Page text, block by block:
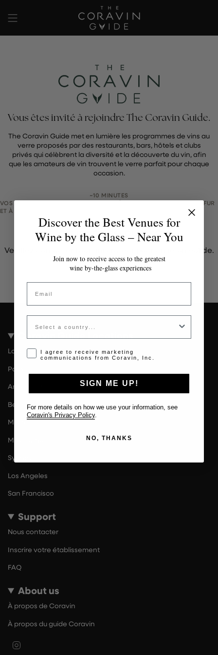
au
contenu
de
Vous êtes invité à rejoindre The Coravin Guide.
The Coravin Guide met en lumière les programmes de vins au
verre proposés par des restaurants, bars, hôtels et clubs
privés qui célèbrent la diversité et la découverte du vin, afin
que les amateurs de vin trouvent le verre parfait pour chaque
occasion.
~10 MINUTES
VOS MODIFICATIONS SONT ENREGISTRÉES AUTOMATIQUEMENT AU FUR
ET À MESURE.
Jeton invalide ou expiré
Veuillez contacter l'administrateur pour un jeton valide.
Coravin Guide Locations
Londres
Paris
Amsterdam
Berlin
Milan
Melbourne
Sydney
Los Angeles
San Francisco
Support
Nous contacter
Inscrire votre établissement
FAQ
About us
À propos de Coravin
À propos du guide Coravin
Discover the Best Venues for
Wine by the Glass – Near You
Join now to receive access to the greatest
wine by-the-glass experiences
Email
Country
Opt-in disclaimer
I agree to receive marketing
communications from Coravin, Inc.
SIGN ME UP!
For more details on how we use your information, see
Coravin's Privacy Policy.
NO, THANKS